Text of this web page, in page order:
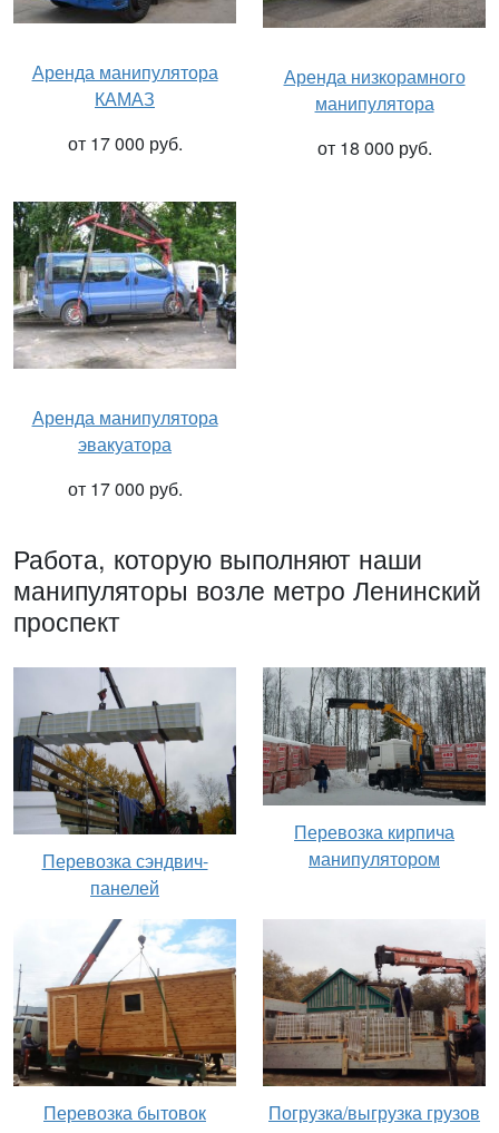
Аренда манипулятора
КАМАЗ
от 17 000 руб.
Аренда низкорамного
манипулятора
от 18 000 руб.
Аренда манипулятора
эвакуатора
от 17 000 руб.
Работа, которую выполняют наши
манипуляторы возле метро Ленинский
проспект
Перевозка сэндвич-
панелей
Перевозка кирпича
манипулятором
Перевозка бытовок
Погрузка/выгрузка грузов